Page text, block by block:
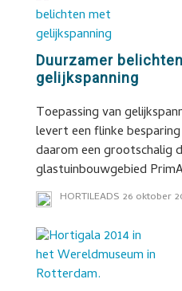
Duurzamer
gelijkspanning
Toepassing van
levert een flinke
daarom een grootschalig
glastuinbouwgebied
HORTILEADS 26 oktober